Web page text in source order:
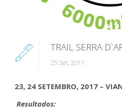
TRAIL SERRA
25 Set, 2017
23, 24 SETEMBRO, 2017 –
Resultados: